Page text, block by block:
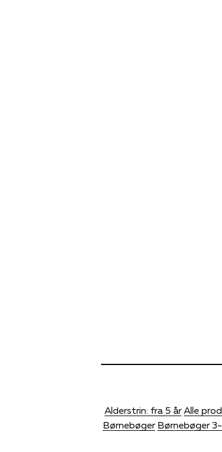
Alderstrin: fra 5 år Alle
Børnebøger Børnebøger